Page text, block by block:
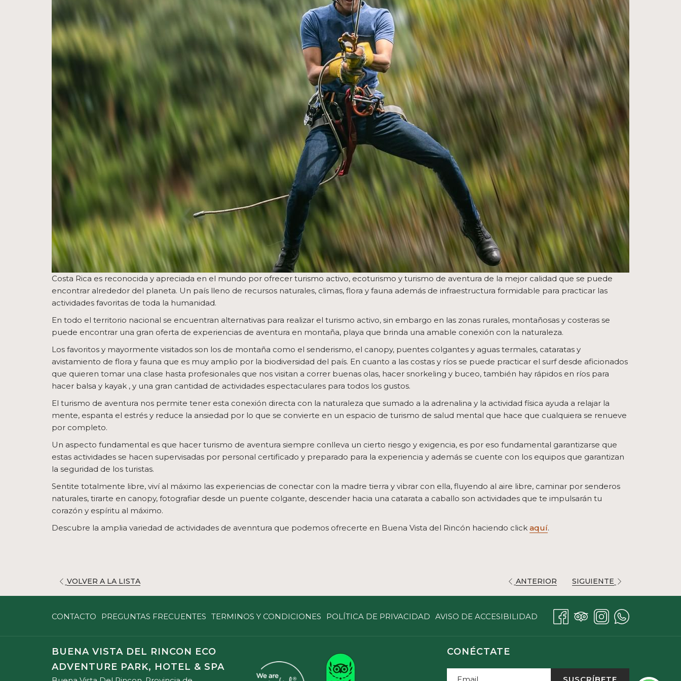
Costa Rica es reconocida y apreciada en el mundo por ofrecer turismo activo, ecoturismo y turismo de aventura de la mejor calidad que se puede
encontrar alrededor del planeta. Un país lleno de recursos naturales, climas, flora y fauna además de infraestructura formidable para practicar las
actividades favoritas de toda la humanidad.
En todo el territorio nacional se encuentran alternativas para realizar el turismo activo, sin embargo en las zonas rurales, montañosas y costeras se
puede encontrar una gran oferta de experiencias de aventura en montaña, playa que brinda una amable conexión con la naturaleza.
Los favoritos y mayormente visitados son los de montaña como el senderismo, el canopy, puentes colgantes y aguas termales, cataratas y
avistamiento de flora y fauna que es muy amplio por la biodiversidad del país. En cuanto a las costas y ríos se puede practicar el surf desde aficionados
que quieren tomar una clase hasta profesionales que nos visitan a correr buenas olas, hacer snorkeling y buceo, también hay rápidos en ríos para
hacer balsa y kayak , y una gran cantidad de actividades espectaculares para todos los gustos.
El turismo de aventura nos permite tener esta conexión directa con la naturaleza que sumado a la adrenalina y la actividad física ayuda a relajar la
mente, espanta el estrés y reduce la ansiedad por lo que se convierte en un espacio de turismo de salud mental que hace que cualquiera se renueve
por completo.
Un aspecto fundamental es que hacer turismo de aventura siempre conlleva un cierto riesgo y exigencia, es por eso fundamental garantizarse que
estas actividades se hacen supervisadas por personal certificado y preparado para la experiencia y además se cuente con los equipos que garantizan
la seguridad de los turistas.
Sentite totalmente libre, viví al máximo las experiencias de conectar con la madre tierra y vibrar con ella, fluyendo al aire libre, caminar por senderos
naturales, tirarte en canopy, fotografiar desde un puente colgante, descender hacia una catarata a caballo son actividades que te impulsarán tu
corazón y espíritu al máximo.
Descubre la amplia variedad de actividades de avenntura que podemos ofrecerte en Buena Vista del Rincón haciendo click aquí.
VOLVER A LA LISTAABRE
NUEVA
ANTERIOR SIGUIENTE
CONTACTO PREGUNTAS FRECUENTES TERMINOS Y CONDICIONES POLÍTICA DE PRIVACIDAD AVISO DE ACCESIBILIDAD
BUENA VISTA DEL RINCON ECO
ADVENTURE PARK, HOTEL & SPA
CONÉCTATE